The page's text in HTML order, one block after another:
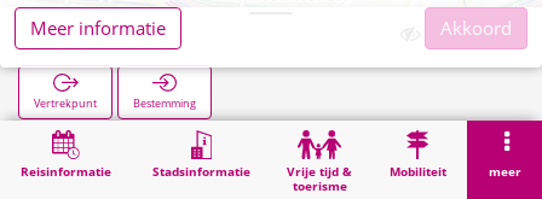
Reisinformatie Stadsinformatie
Vrije tijd &
toerisme
Mobiliteit meer
Wendlingweg
Vertrekpunt Bestemming
Zoekopracht Wendlingweg
Meer informatie
Akkoord